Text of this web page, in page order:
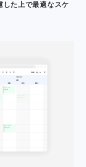
した上で最適なスケ